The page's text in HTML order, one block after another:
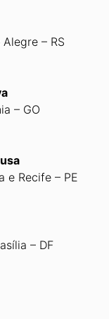
– RS
– GO
e Recife – PE
– DF